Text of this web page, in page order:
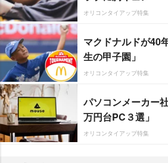
オリコンタイアップ特集
マクドナルドが40
生の甲子園」
オリコンタイアップ特集
パソコンメーカー
万円台PC３選」
オリコンタイアップ特集